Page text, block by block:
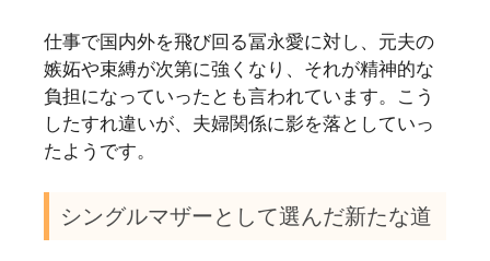
仕事で国内外を飛び回る冨永愛に対し、元夫の
嫉妬や束縛が次第に強くなり、それが精神的な
負担になっていったとも言われています。こう
したすれ違いが、夫婦関係に影を落としていっ
たようです。
シングルマザーとして選んだ新たな道